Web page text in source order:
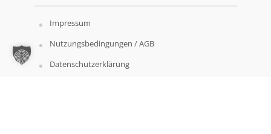
Impressum
Nutzungsbedingungen / AGB
Datenschutzerklärung